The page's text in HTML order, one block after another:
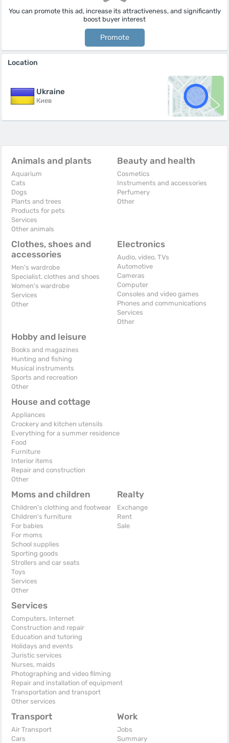
You can promote this ad, increase its attractiveness, and significantly
boost buyer interest
Promote
Location
Ukraine
Киев
Animals and plants
Aquarium
Cats
Dogs
Plants and trees
Products for pets
Services
Other animals
Beauty and health
Cosmetics
Instruments and accessories
Perfumery
Other
Clothes, shoes and
accessories
Men's wardrobe
Specialist. clothes and shoes
Women's wardrobe
Services
Other
Electronics
Audio, video, TVs
Automotive
Cameras
Computer
Consoles and video games
Phones and communications
Services
Other
Hobby and leisure
Books and magazines
Hunting and fishing
Musical instruments
Sports and recreation
Other
House and cottage
Appliances
Crockery and kitchen utensils
Everything for a summer residence
Food
Furniture
Interior items
Repair and construction
Other
Moms and children
Children's clothing and footwear
Children's furniture
For babies
For moms
School supplies
Sporting goods
Strollers and car seats
Toys
Services
Other
Realty
Exchange
Rent
Sale
Services
Computers, Internet
Construction and repair
Education and tutoring
Holidays and events
Juristic services
Nurses, maids
Photographing and video filming
Repair and installation of equipment
Transportation and transport
Other services
Transport
Air Transport
Cars
Work
Jobs
Summary